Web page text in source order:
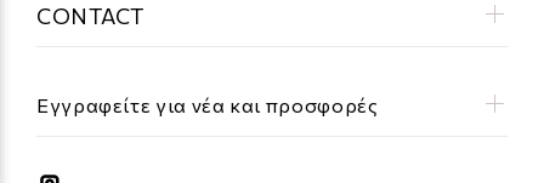
Εγγραφείτε για νέα και προσφορές
CONTACT